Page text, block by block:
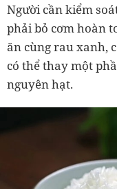
Người cần kiểm
phải bỏ cơm hoàn
ăn cùng rau xanh,
có thể thay một
nguyên hạt.